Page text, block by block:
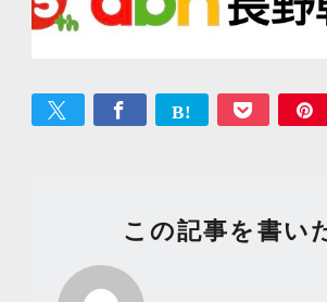
この記事を書い